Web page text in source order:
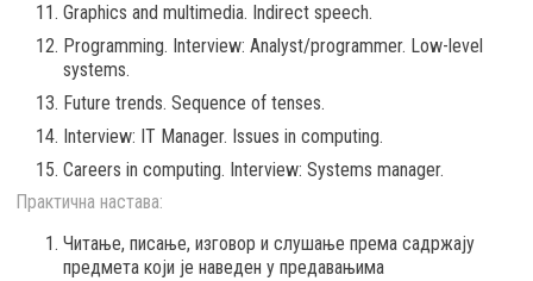
Graphics and multimedia. Indirect speech.
Programming. Interview: Analyst/programmer. Low-level
systems.
Future trends. Sequence of tenses.
Interview: IT Manager. Issues in computing.
Careers in computing. Interview: Systems manager.
Практична настава:
Читање, писање, изговор и слушање према садржају
предмета који је наведен у предавањима